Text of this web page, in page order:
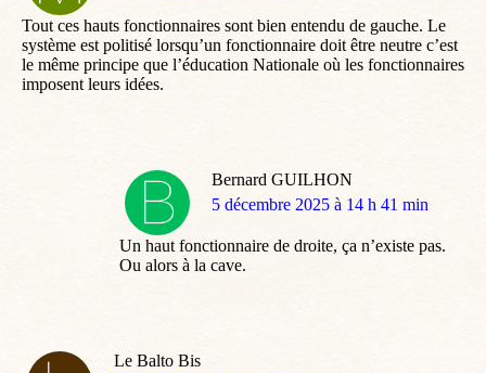
Tout ces hauts fonctionnaires sont bien entendu de gauche. Le
système est politisé lorsqu’un fonctionnaire doit être neutre c’est
le même principe que l’éducation Nationale où les fonctionnaires
imposent leurs idées.
Bernard GUILHON
dit
5 décembre 2025 à 14 h 41 min
Un haut fonctionnaire de droite, ça n’existe pas.
Ou alors à la cave.
Le Balto Bis